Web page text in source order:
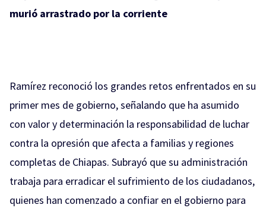
murió arrastrado por la corriente
Ramírez reconoció los grandes retos enfrentados en su
primer mes de gobierno, señalando que ha asumido
con valor y determinación la responsabilidad de luchar
contra la opresión que afecta a familias y regiones
completas de Chiapas. Subrayó que su administración
trabaja para erradicar el sufrimiento de los ciudadanos,
quienes han comenzado a confiar en el gobierno para